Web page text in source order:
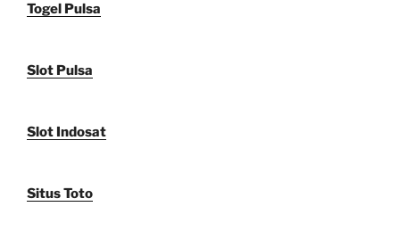
Togel Pulsa
Slot Pulsa
Slot Indosat
Situs Toto